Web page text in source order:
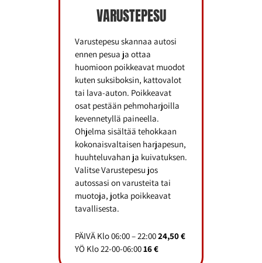
VARUSTEPESU
Varustepesu skannaa autosi
ennen pesua ja ottaa
huomioon poikkeavat muodot
kuten suksiboksin, kattovalot
tai lava-auton. Poikkeavat
osat pestään pehmoharjoilla
kevennetyllä paineella.
Ohjelma sisältää tehokkaan
kokonaisvaltaisen harjapesun,
huuhteluvahan ja kuivatuksen.
Valitse Varustepesu jos
autossasi on varusteita tai
muotoja, jotka poikkeavat
tavallisesta.
PÄIVÄ Klo 06:00 – 22:0024,50 €
YÖ Klo 22-00-06:0016 €